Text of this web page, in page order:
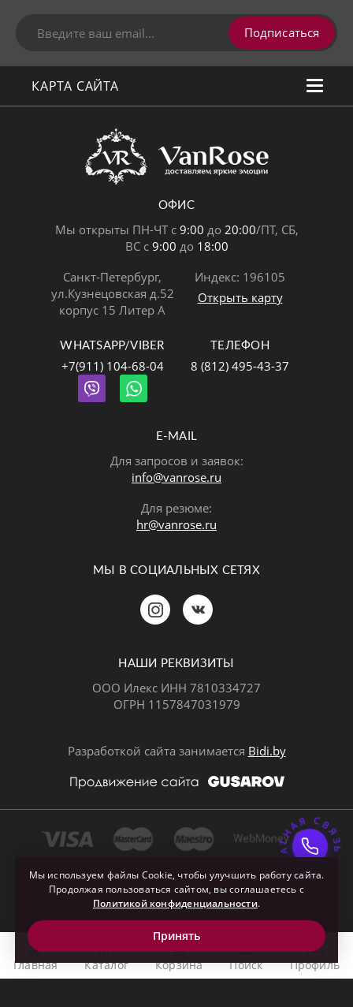
Подписаться
КАРТА САЙТА
ОФИС
Мы открыты ПН-ЧТ с 9:00 до 20:00/ПТ, СБ,
ВС с 9:00 до 18:00
Санкт-Петербург,
ул.Кузнецовская д.52
корпус 15 Литер А
Индекс: 196105
Открыть карту
WHATSAPP/VIBER
+7(911) 104-68-04
ТЕЛЕФОН
8 (812) 495-43-37
E-MAIL
Для запросов и заявок:
info@vanrose.ru
Для резюме:
hr@vanrose.ru
МЫ В СОЦИАЛЬНЫХ СЕТЯХ
НАШИ РЕКВИЗИТЫ
ООО Илекс ИНН 7810334727
ОГРН 1157847031979
Разработкой сайта занимается Bidi.by
Мы используем файлы Cookie, чтобы улучшить работу сайта.
Продолжая пользоваться сайтом, вы соглашаетесь с
Политикой конфиденциальности.
Принять
Главная
Каталог Корзина Поиск Профиль
Позвонить Telegram
Почта ОБРАТНАЯ